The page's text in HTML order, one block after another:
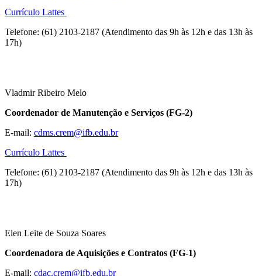
Currículo Lattes
Telefone: (61) 2103-2187 (Atendimento das 9h às 12h e das 13h às
17h)
Vladmir Ribeiro Melo
Coordenador de Manutenção e Serviços (FG-2)
E-mail: cdms.crem@ifb.edu.br
Currículo Lattes
Telefone: (61) 2103-2187 (Atendimento das 9h às 12h e das 13h às
17h)
Elen Leite de Souza Soares
Coordenadora de Aquisições e Contratos (FG-1)
E-mail: cdac.crem@ifb.edu.br